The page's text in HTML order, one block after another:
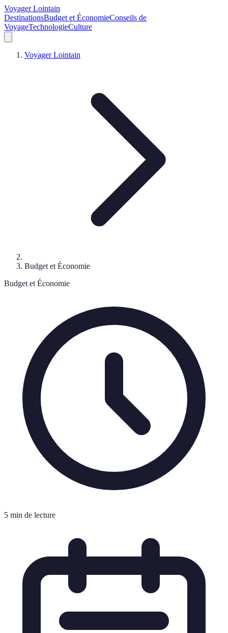
Voyager Lointain
DestinationsBudget et ÉconomieConseils de
VoyageTechnologieCulture
Voyager Lointain
Budget et Économie
Budget et Économie
5 min de lecture